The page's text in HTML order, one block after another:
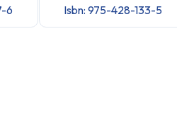
6
Isbn: 975-428-133-5